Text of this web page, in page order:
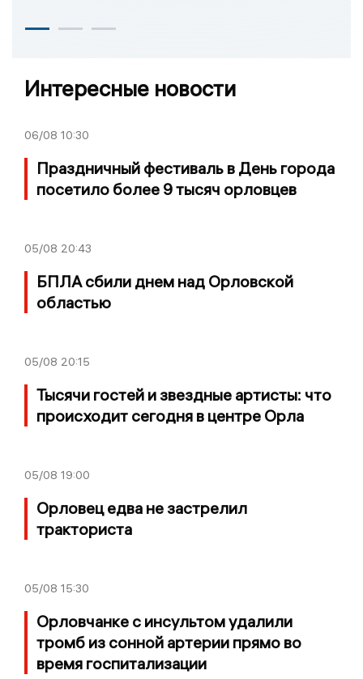
Интересные новости
06/08 10:30
Праздничный фестиваль в День города
посетило более 9 тысяч орловцев
05/08 20:43
БПЛА сбили днем над Орловской
областью
05/08 20:15
Тысячи гостей и звездные артисты: что
происходит сегодня в центре Орла
05/08 19:00
Орловец едва не застрелил
тракториста
05/08 15:30
Орловчанке с инсультом удалили
тромб из сонной артерии прямо во
время госпитализации